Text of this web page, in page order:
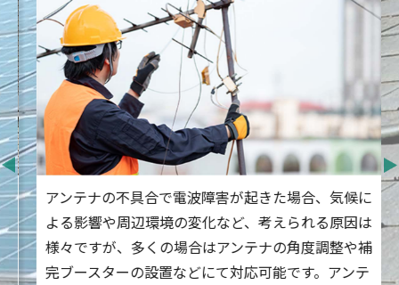
アンテナの不具合で電波障害が起きた場合、気候に
よる影響や周辺環境の変化など、考えられる原因は
様々ですが、多くの場合はアンテナの角度調整や補
完ブースターの設置などにて対応可能です。アンテ